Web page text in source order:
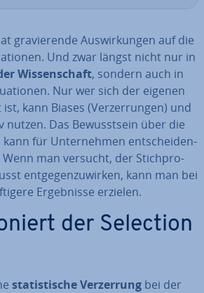
gra­vie­ren­de Aus­wir­kun­gen auf die
Und zwar längst nicht nur in
Wis­sen­schaft, sondern auch in
Nur wer sich der eigenen
kann Biases (Ver­zer­run­gen) und
nutzen. Das Be­wusst­sein über die
kann für Un­ter­neh­men ent­schei­den­
man versucht, der Stich­pro­
ent­ge­gen­zu­wir­ken, kann man bei
Er­geb­nis­se erzielen.
der Selection
sta­tis­ti­sche Ver­zer­rung bei der